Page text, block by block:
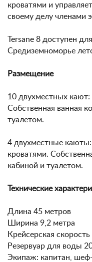
кроватями и
своему делу членами
Tersane 8 доступен
Средиземноморье
Размещение
10 двухместных
Собственная ванная
туалетом.
4 двухместные
кроватями.
кабиной и туалетом.
Технические
Длина 45 метров
Ширина 9,2 метра
Крейсерская
Резервуар для воды
Экипаж: капитан,